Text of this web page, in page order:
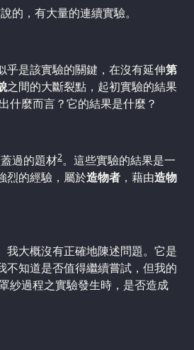
的，有大量的連續實驗。
乎是該實驗的關鍵，在沒有延伸第
之間的大斷裂點，起初實驗的結果
什麼而言？它的結果是什麼？
過的題材2。這些實驗的結果是一
烈的經驗，屬於造物者 ，藉由造物
我大概沒有正確地陳述問題。它是
不知道是否值得繼續嘗試，但我的
紗過程之實驗發生時，是否造成